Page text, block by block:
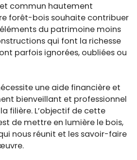
commun hautement
forêt-bois souhaite contribuer
du patrimoine moins
qui font la richesse
parfois ignorées, oubliées ou
une aide financière et
bienveillant et professionnel
filière. L’objectif de cette
de mettre en lumière le bois,
nous réunit et les savoir-faire